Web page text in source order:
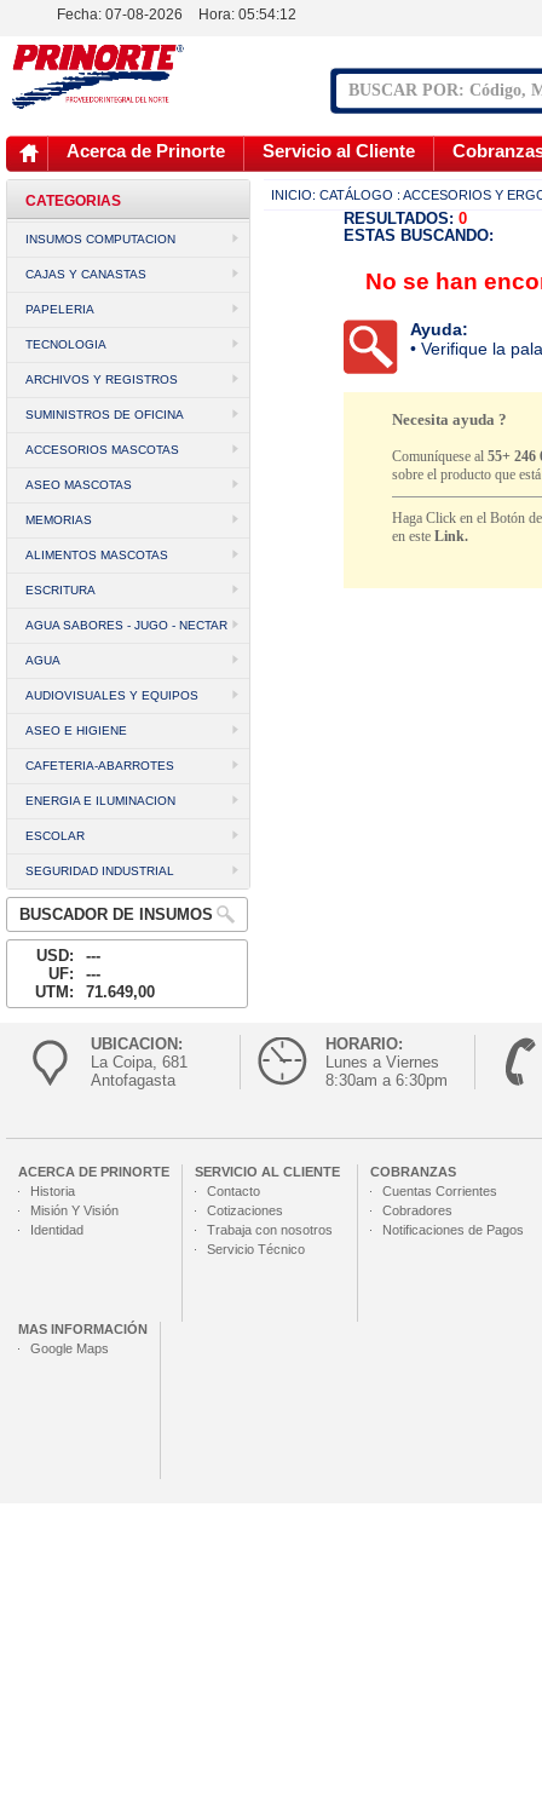
Fecha: 07-08-2026 Hora: 05:54:12
Acerca de Prinorte Servicio al Cliente
CATEGORIAS
INSUMOS COMPUTACION
CAJAS Y CANASTAS
PAPELERIA
TECNOLOGIA
ARCHIVOS Y REGISTROS
SUMINISTROS DE OFICINA
ACCESORIOS MASCOTAS
ASEO MASCOTAS
MEMORIAS
ALIMENTOS MASCOTAS
ESCRITURA
AGUA SABORES - JUGO - NECTAR
AGUA
AUDIOVISUALES Y EQUIPOS
ASEO E HIGIENE
CAFETERIA-ABARROTES
ENERGIA E ILUMINACION
ESCOLAR
SEGURIDAD INDUSTRIAL
BUSCADOR DE INSUMOS
USD:
---
UF:
---
UTM:
71.649,00
INICIO: CATÁLOGO : ACCESORIOS Y
RESULTADOS: 0
ESTAS BUSCANDO:
No se han
Ayuda:
• Verifique la
Necesita ayuda ?
Comuníquese al55+ 246
sobre el producto que
Haga Click en el Botón
en esteLink.
UBICACION:
La Coipa, 681
Antofagasta
HORARIO:
Lunes a Viernes
8:30am a 6:30pm
ACERCA DE PRINORTE
Historia
Misión Y Visión
Identidad
SERVICIO AL CLIENTE
Contacto
Cotizaciones
Trabaja con nosotros
Servicio Técnico
COBRANZAS
Cuentas Corrientes
Cobradores
Notificaciones de Pagos
MAS INFORMACIÓN
Google Maps